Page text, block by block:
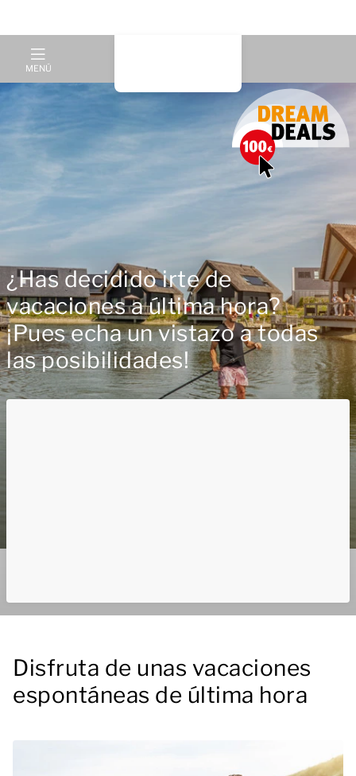
MENÚ
¿Has decidido irte de
vacaciones a última hora?
¡Pues echa un vistazo a todas
las posibilidades!
Disfruta de unas vacaciones
espontáneas de última hora